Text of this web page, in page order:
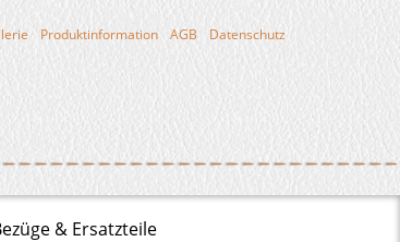
Produktinformation AGB
Datenschutz
& Ersatzteile